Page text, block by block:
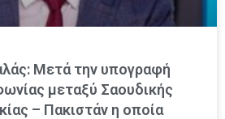
Μετά την υπογραφή
μεταξύ Σαουδικής
– Πακιστάν η οποία